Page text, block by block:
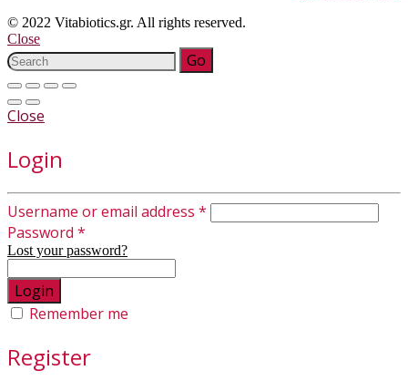
© 2022 Vitabiotics.gr. All rights reserved.
Close
Close
Login
Username or email address *
Password *
Lost your password?
Remember me
Register